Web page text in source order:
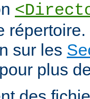
répertoire.
sur les
pour plus